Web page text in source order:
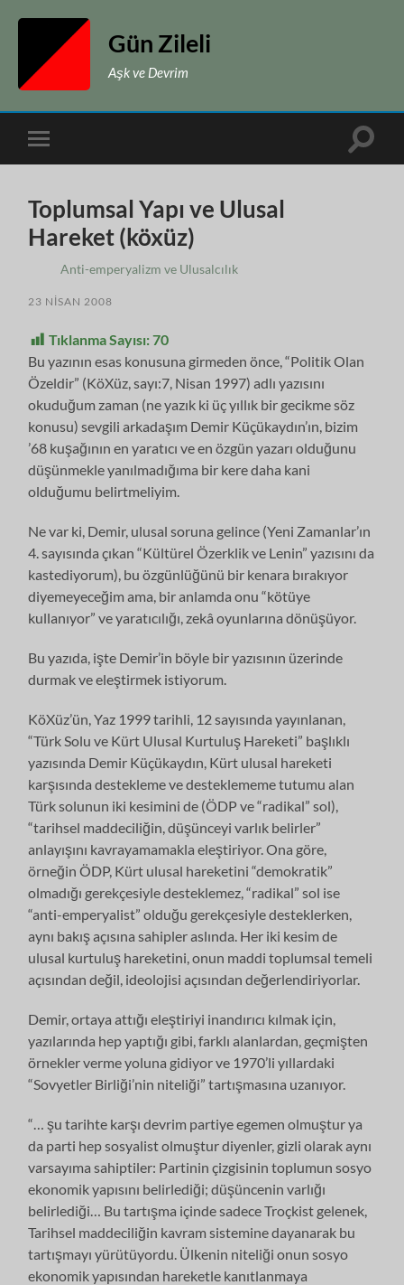
Gün Zileli
Aşk ve Devrim
Toggle
mobile
Toggle
Toplumsal Yapı ve Ulusal
Hareket (köxüz)
Anti-emperyalizm ve Ulusalcılık
23 NISAN 2008
Tıklanma Sayısı:70
Bu yazının esas konusuna girmeden önce, “Politik Olan
Özeldir” (KöXüz, sayı:7, Nisan 1997) adlı yazısını
okuduğum zaman (ne yazık ki üç yıllık bir gecikme söz
konusu) sevgili arkadaşım Demir Küçükaydın’ın, bizim
’68 kuşağının en yaratıcı ve en özgün yazarı olduğunu
düşünmekle yanılmadığıma bir kere daha kani
olduğumu belirtmeliyim.
Ne var ki, Demir, ulusal soruna gelince (Yeni Zamanlar’ın
4. sayısında çıkan “Kültürel Özerklik ve Lenin” yazısını da
kastediyorum), bu özgünlüğünü bir kenara bırakıyor
diyemeyeceğim ama, bir anlamda onu “kötüye
kullanıyor” ve yaratıcılığı, zekâ oyunlarına dönüşüyor.
Bu yazıda, işte Demir’in böyle bir yazısının üzerinde
durmak ve eleştirmek istiyorum.
KöXüz’ün, Yaz 1999 tarihli, 12 sayısında yayınlanan,
“Türk Solu ve Kürt Ulusal Kurtuluş Hareketi” başlıklı
yazısında Demir Küçükaydın, Kürt ulusal hareketi
karşısında destekleme ve desteklememe tutumu alan
Türk solunun iki kesimini de (ÖDP ve “radikal” sol),
“tarihsel maddeciliğin, düşünceyi varlık belirler”
anlayışını kavrayamamakla eleştiriyor. Ona göre,
örneğin ÖDP, Kürt ulusal hareketini “demokratik”
olmadığı gerekçesiyle desteklemez, “radikal” sol ise
“anti-emperyalist” olduğu gerekçesiyle desteklerken,
aynı bakış açısına sahipler aslında. Her iki kesim de
ulusal kurtuluş hareketini, onun maddi toplumsal temeli
açısından değil, ideolojisi açısından değerlendiriyorlar.
Demir, ortaya attığı eleştiriyi inandırıcı kılmak için,
yazılarında hep yaptığı gibi, farklı alanlardan, geçmişten
örnekler verme yoluna gidiyor ve 1970’li yıllardaki
“Sovyetler Birliği’nin niteliği” tartışmasına uzanıyor.
“… şu tarihte karşı devrim partiye egemen olmuştur ya
da parti hep sosyalist olmuştur diyenler, gizli olarak aynı
varsayıma sahiptiler: Partinin çizgisinin toplumun sosyo
ekonomik yapısını belirlediği; düşüncenin varlığı
belirlediği… Bu tartışma içinde sadece Troçkist gelenek,
Tarihsel maddeciliğin kavram sistemine dayanarak bu
tartışmayı yürütüyordu. Ülkenin niteliği onun sosyo
ekonomik yapısından hareketle kanıtlanmaya